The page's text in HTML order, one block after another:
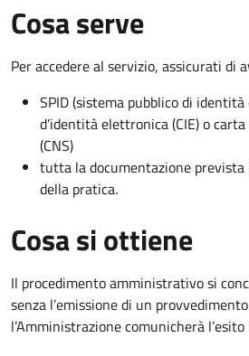
Cosa serve
Per accedere al servizio, assicurati di
SPID (sistema pubblico di
d’identità elettronica (CIE) o
(CNS)
tutta la documentazione prevista
della pratica.
Cosa si ottiene
Il procedimento amministrativo si
senza l’emissione di un
l’Amministrazione comunicherà